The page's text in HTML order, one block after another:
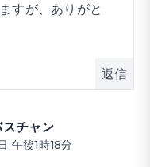
すが、ありがと
返信
チャン
午後1時18分